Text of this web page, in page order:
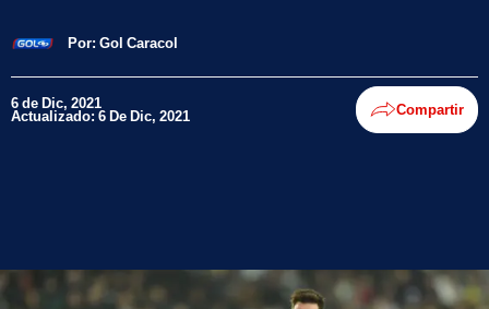
Por: Gol Caracol
6 de Dic, 2021
Actualizado: 6 De Dic, 2021 Compartir